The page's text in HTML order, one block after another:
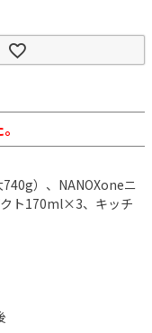
）、NANOXoneニ
ト170ml×3、キッチ